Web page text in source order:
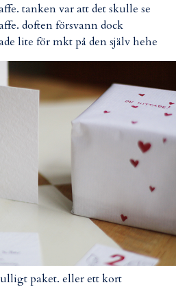
tanken var att det skulle se
doften försvann dock
lite för mkt på den själv hehe
paket. eller ett kort